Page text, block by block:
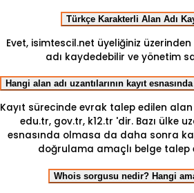
Türkçe Karakterli Alan Adı
Evet, isimtescil.net üyeliğiniz
adı kaydedebilir ve yönetim
Hangi alan adı uzantılarının kayıt
Kayıt sürecinde evrak talep edilen
edu.tr, gov.tr, k12.tr 'dir. Bazı ülke
esnasında olmasa da daha sonra
doğrulama amaçlı belge talep
Whois sorgusu nedir? Hangi